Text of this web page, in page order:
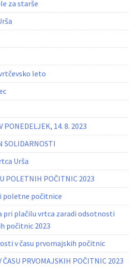
za starše
leto
PONEDELJEK, 14. 8. 2023
SOLIDARNOSTI
Urša
POLETNIH POČITNIC 2023
poletne počitnice
pri plačilu vrtca zaradi odsotnosti
počitnic 2023
v času prvomajskih počitnic
ČASU PRVOMAJSKIH POČITNIC 2023